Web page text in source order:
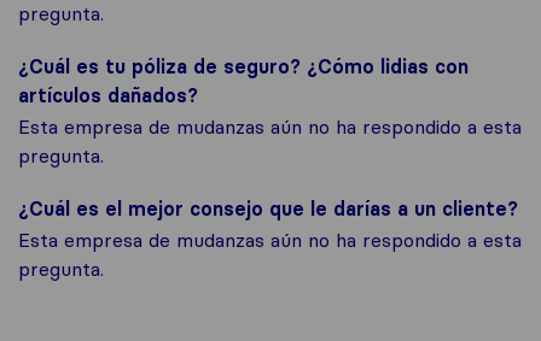
pregunta.
¿Cuál es tu póliza de seguro? ¿Cómo lidias con
artículos dañados?
Esta empresa de mudanzas aún no ha respondido a esta
pregunta.
¿Cuál es el mejor consejo que le darías a un cliente?
Esta empresa de mudanzas aún no ha respondido a esta
pregunta.